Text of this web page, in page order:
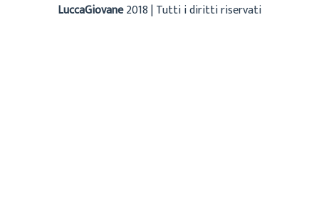
LuccaGiovane2018 | Tutti i diritti riservati